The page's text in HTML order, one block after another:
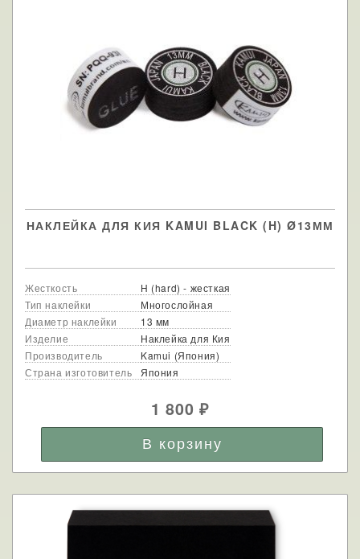
НАКЛЕЙКА ДЛЯ КИЯ KAMUI BLACK (H) Ø13ММ
Жесткость
H (hard) - жесткая
Тип наклейки
Многослойная
Диаметр наклейки
13 мм
Изделие
Наклейка для Кия
Производитель
Kamui (Япония)
Страна изготовитель
Япония
1 800₽